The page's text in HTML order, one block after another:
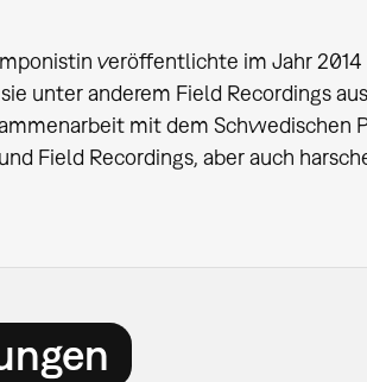
veröffentlichte im Jahr
unter anderem Field Recordings
mit dem
Field Recordings, aber auch